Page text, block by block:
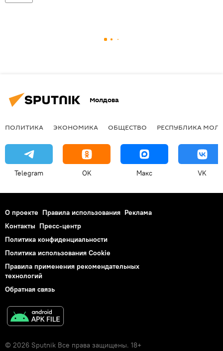
Молдова
ПОЛИТИКА ЭКОНОМИКА ОБЩЕСТВО РЕСПУБЛИКА
Telegram OK Макс VK
О проекте Правила использования Реклама
Контакты Пресс-центр
Политика конфиденциальности
Политика использования Cookie
Правила применения рекомендательных
технологий
Обратная связь
© 2026 Sputnik Все права защищены. 18+